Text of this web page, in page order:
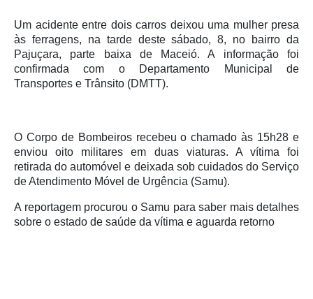
Um acidente entre dois carros deixou uma mulher presa
às ferragens, na tarde deste sábado, 8, no bairro da
Pajuçara, parte baixa de Maceió. A informação foi
confirmada com o Departamento Municipal de
Transportes e Trânsito (DMTT).
O Corpo de Bombeiros recebeu o chamado às 15h28 e
enviou oito militares em duas viaturas. A vítima foi
retirada do automóvel e deixada sob cuidados do Serviço
de Atendimento Móvel de Urgência (Samu).
A reportagem procurou o Samu para saber mais detalhes
sobre o estado de saúde da vítima e aguarda retorno